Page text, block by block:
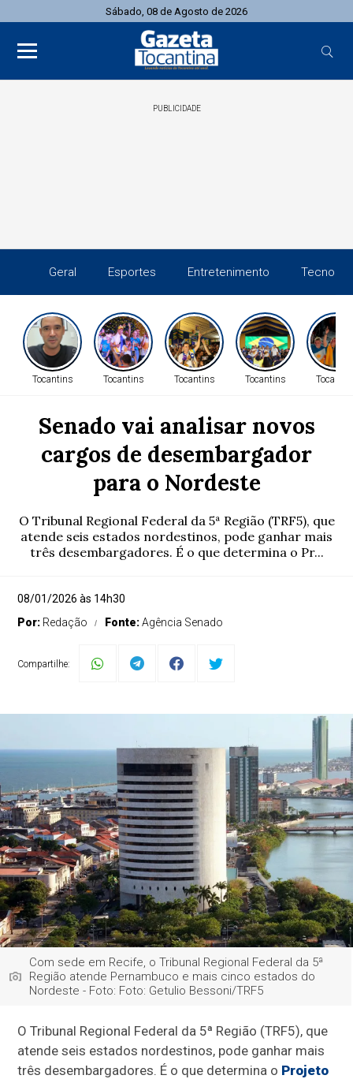
Sábado, 08 de Agosto de 2026
PUBLICIDADE
Geral Esportes Entretenimento
Tocantins Tocantins Tocantins Tocantins
Senado vai analisar novos
cargos de desembargador
para o Nordeste
O Tribunal Regional Federal da 5ª Região (TRF5), que
atende seis estados nordestinos, pode ganhar mais
três desembargadores. É o que determina o Pr...
08/01/2026 às 14h30
Por: Redação Fonte:Agência Senado
Compartilhe:
Com sede em Recife, o Tribunal Regional Federal da 5ª
Região atende Pernambuco e mais cinco estados do
Nordeste - Foto: Foto: Getulio Bessoni/TRF5
O Tribunal Regional Federal da 5ª Região (TRF5), que
atende seis estados nordestinos, pode ganhar mais
três desembargadores. É o que determina o Projeto